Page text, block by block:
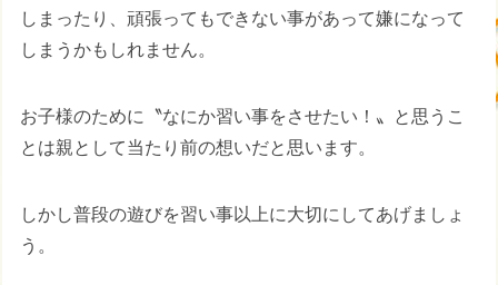
しまったり、頑張ってもできない事があって嫌になって
しまうかもしれません。
お子様のために〝なにか習い事をさせたい！〟と思うこ
とは親として当たり前の想いだと思います。
しかし普段の遊びを習い事以上に大切にしてあげましょ
う。